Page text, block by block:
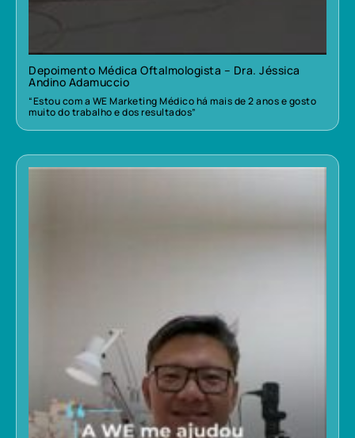
Depoimento Médica Oftalmologista – Dra. Jéssica
Andino Adamuccio
“Estou com a WE Marketing Médico há mais de 2 anos e gosto
muito do trabalho e dos resultados”